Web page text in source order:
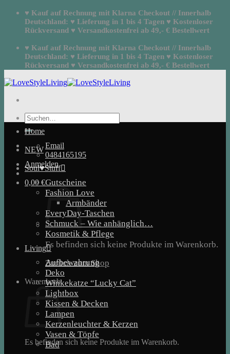
Zum
springen
♥ Kauf auf Rechnung mit Klarna Checkout // Innerhalb
Deutschland: ♥ Lieferung in 1 bis 4 Tagen ♥ Kostenloser
Rückversand ♥ Versandkostenfrei ab 49,- € Bestellwert
♥ Kauf auf Rechnung mit Klarna Checkout // Innerhalb
Deutschland: ♥ Lieferung in 1 bis 4 Tagen ♥ Kostenloser
Rückversand ♥ Versandkostenfrei ab 49,- € Bestellwert
Suchen
nach:
Email
0484165195
Anmelden
0,00€
Es befinden sich keine Produkte im Warenkorb.
Zurück zum Shop
Warenkorb
Es befinden sich keine Produkte im Warenkorb.
Home
NEW
Soul♥Stuff
Gutscheine
Fashion Love
Armbänder
EveryDay-Taschen
Schmuck – Wie anhänglich…
Kosmetik & Pflege
Living
Aufbewahrung
Deko
Winkekatze “Lucky Cat”
Lightbox
Kissen & Decken
Lampen
Kerzenleuchter & Kerzen
Vasen & Töpfe
Bad